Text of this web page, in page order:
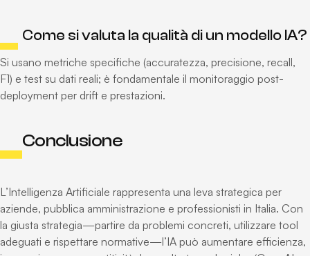
Come si valuta la qualità di un modello IA?
Si usano metriche specifiche (accuratezza, precisione, recall,
F1) e test su dati reali; è fondamentale il monitoraggio post-
deployment per drift e prestazioni.
Conclusione
L’Intelligenza Artificiale rappresenta una leva strategica per
aziende, pubblica amministrazione e professionisti in Italia. Con
la giusta strategia—partire da problemi concreti, utilizzare tool
adeguati e rispettare normative—l’IA può aumentare efficienza,